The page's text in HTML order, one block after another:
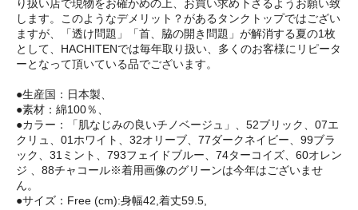
り扱い店で現物をお確かめの上、お買い求め下さるようお願い致
します。このようなデメリット？があるタンクトップではござい
ますが、「透け問題」「首、脇の開き問題」が解消する夏の1枚
として、HACHITENでは毎年取り扱い、多くのお客様にリピータ
ーとなって頂いている品でございます。
●生産国：日本製、
●素材：綿100％、
●カラー：「肌なじみの良いチノベージュ」、52ブリック、07エ
クリュ、01ホワイト、32オリーブ、77ダークネイビー、99ブラ
ック、31ミント、793フェイドブルー、74ターコイズ、60オレン
ジ 、88チャコール※着用画像のグリーンは今年はございませ
ん。
●サイズ：Free (cm):身幅42,着丈59.5,